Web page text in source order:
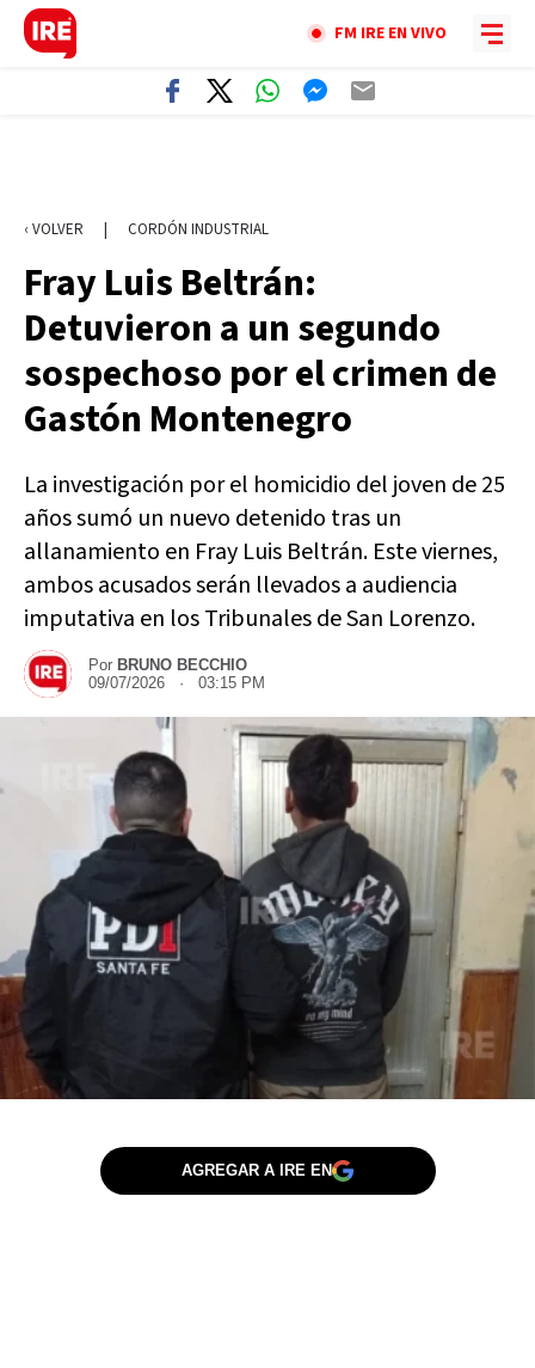
FM IRE EN VIVO
‹ VOLVER | CORDÓN INDUSTRIAL
Fray Luis Beltrán:
Detuvieron a un segundo
sospechoso por el crimen de
Gastón Montenegro
La investigación por el homicidio del joven de 25
años sumó un nuevo detenido tras un
allanamiento en Fray Luis Beltrán. Este viernes,
ambos acusados serán llevados a audiencia
imputativa en los Tribunales de San Lorenzo.
Por BRUNO BECCHIO
09/07/2026 · 03:15 PM
AGREGAR A IRE EN